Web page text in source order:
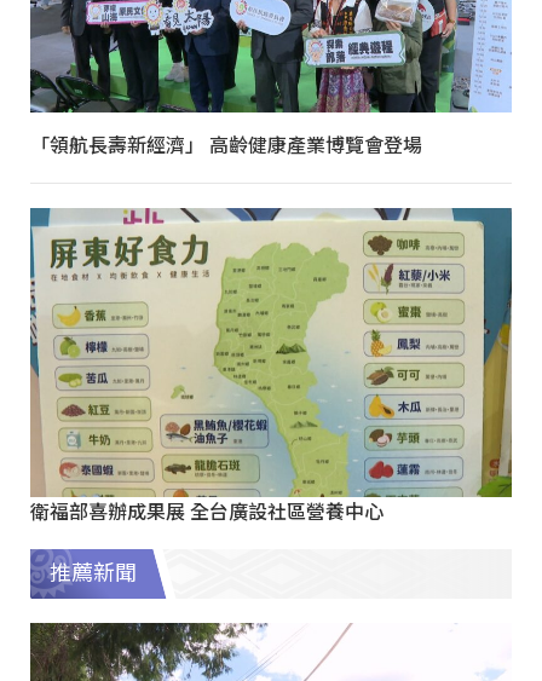
「領航長壽新經濟」 高齡健康產業博覽會登場
衛福部喜辦成果展 全台廣設社區營養中心
推薦新聞